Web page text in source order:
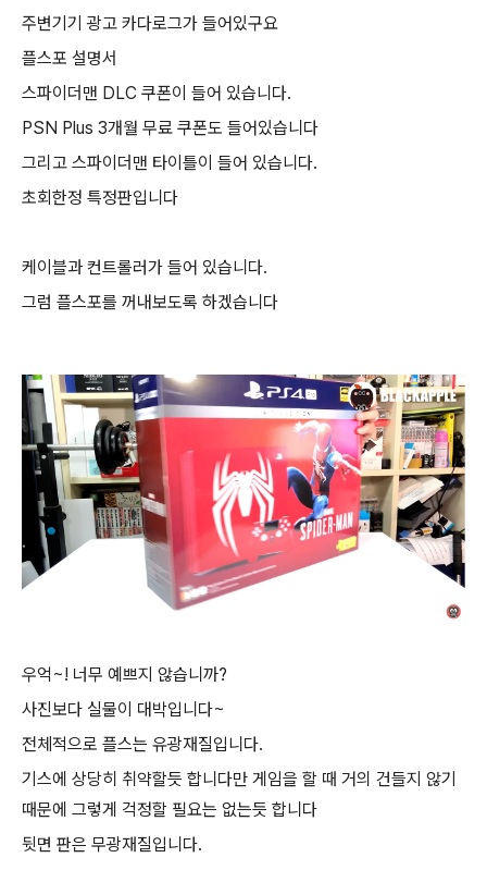
주변기기 광고 카다로그가 들어있구요
플스포 설명서
스파이더맨 DLC 쿠폰이 들어 있습니다.
PSN Plus 3개월 무료 쿠폰도 들어있습니다
그리고 스파이더맨 타이틀이 들어 있습니다.
초회한정 특정판입니다
케이블과 컨트롤러가 들어 있습니다.
그럼 플스포를 꺼내보도록 하겠습니다
우억~! 너무 예쁘지 않습니까?
사진보다 실물이 대박입니다~
전체적으로 플스는 유광재질입니다.
기스에 상당히 취약할듯 합니다만 게임을 할 때 거의 건들지 않기
때문에 그렇게 걱정할 필요는 없는듯 합니다
뒷면 판은 무광재질입니다.